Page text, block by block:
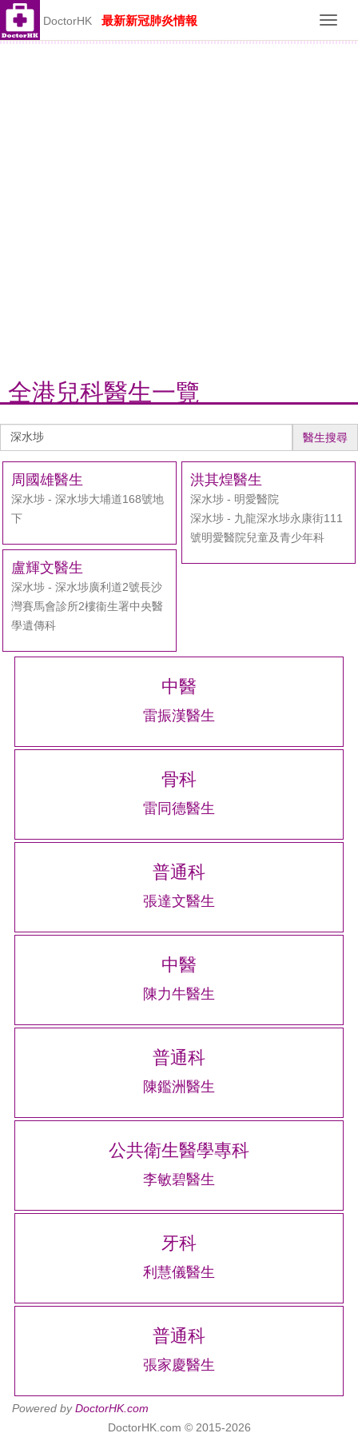
DoctorHK 最新新冠肺炎情報
全港兒科醫生一覽
生
醫生搜尋
周國雄醫生
深水埗 - 深水埗大埔道168號地
下
洪其煌醫生
深水埗 - 明愛醫院
深水埗 - 九龍深水埗永康街111
號明愛醫院兒童及青少年科
盧輝文醫生
深水埗 - 深水埗廣利道2號長沙
灣賽馬會診所2樓衞生署中央醫
學遺傳科
中醫
雷振漢醫生
骨科
雷同德醫生
普通科
張達文醫生
中醫
陳力牛醫生
普通科
陳鑑洲醫生
公共衛生醫學專科
李敏碧醫生
牙科
利慧儀醫生
普通科
張家慶醫生
Powered byDoctorHK.com
DoctorHK.com © 2015-2026